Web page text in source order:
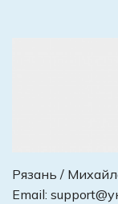
Рязань /
Email: